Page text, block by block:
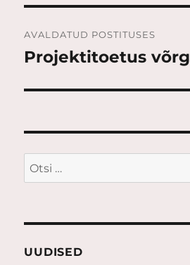
AVALDATUD POSTITUSES
Projektitoetus
Otsi:
UUDISED